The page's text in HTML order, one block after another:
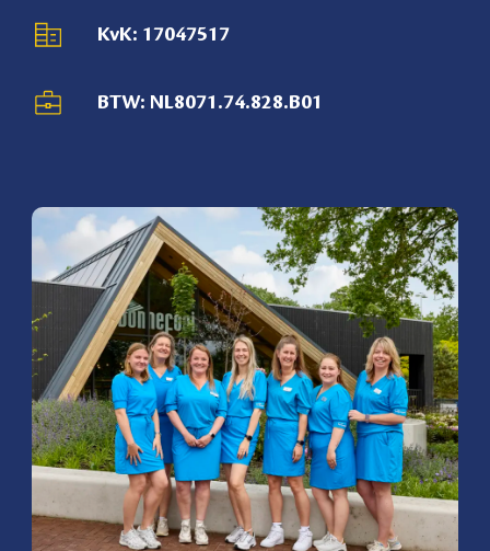
KvK: 17047517
BTW: NL8071.74.828.B01